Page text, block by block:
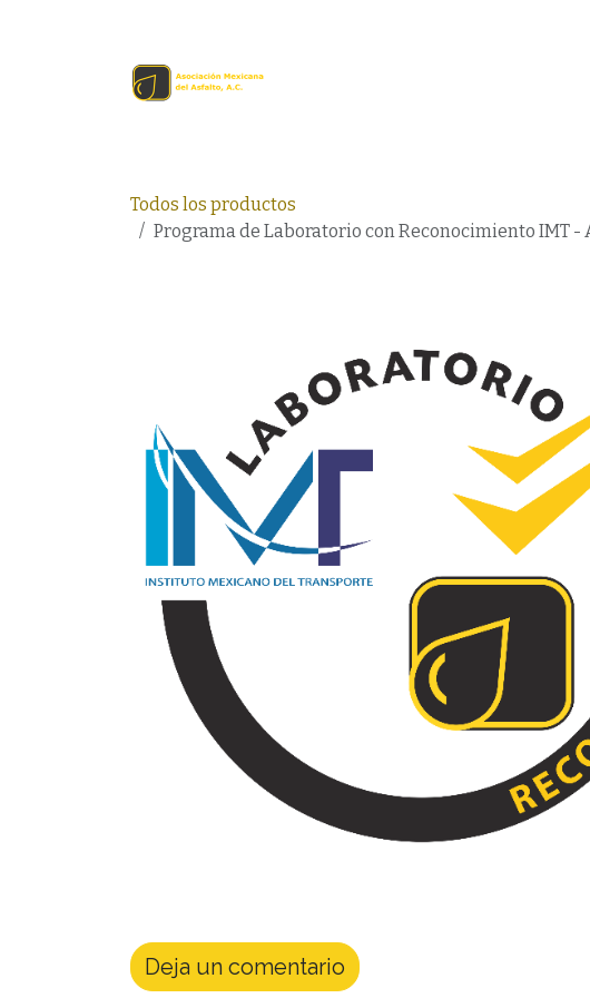
Todos los productos
Programa de Laboratorio con Reconocimiento IMT -
Deja un comentario